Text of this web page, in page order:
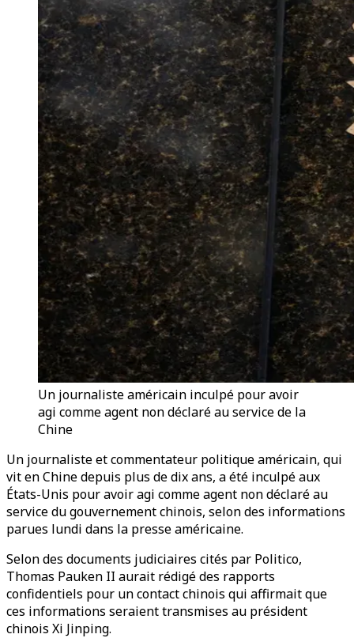
Un journaliste américain inculpé pour avoir
agi comme agent non déclaré au service de la
Chine
Un journaliste et commentateur politique américain, qui
vit en Chine depuis plus de dix ans, a été inculpé aux
États-Unis pour avoir agi comme agent non déclaré au
service du gouvernement chinois, selon des informations
parues lundi dans la presse américaine.
Selon des documents judiciaires cités par Politico,
Thomas Pauken II aurait rédigé des rapports
confidentiels pour un contact chinois qui affirmait que
ces informations seraient transmises au président
chinois Xi Jinping.